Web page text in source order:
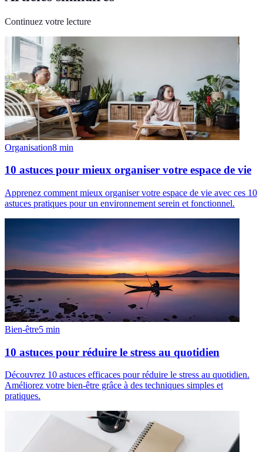
Continuez votre lecture
Organisation8 min
10 astuces pour mieux organiser votre espace de vie
Apprenez comment mieux organiser votre espace de vie avec ces 10
astuces pratiques pour un environnement serein et fonctionnel.
Bien-être5 min
10 astuces pour réduire le stress au quotidien
Découvrez 10 astuces efficaces pour réduire le stress au quotidien.
Améliorez votre bien-être grâce à des techniques simples et
pratiques.